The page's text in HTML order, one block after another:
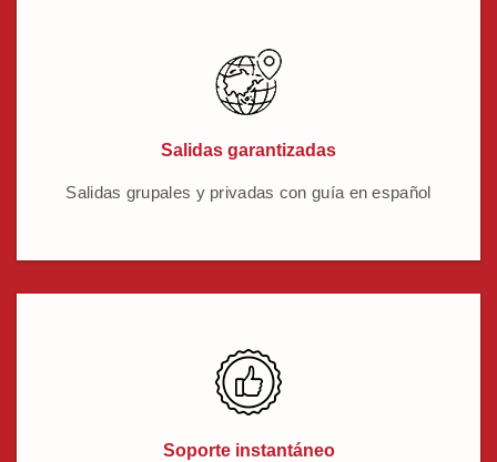
Salidas garantizadas
Salidas grupales y privadas con guía en español
Soporte instantáneo